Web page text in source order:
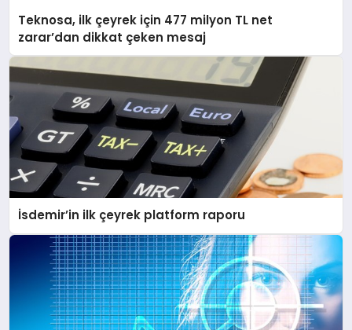
Teknosa, ilk çeyrek için 477 milyon TL net
zarar’dan dikkat çeken mesaj
İsdemir’in ilk çeyrek platform raporu